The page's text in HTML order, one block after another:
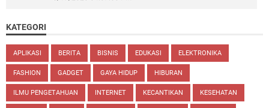
KATEGORI
APLIKASI BERITA BISNIS EDUKASI ELEKTRONIKA
FASHION GADGET GAYA HIDUP HIBURAN
ILMU PENGETAHUAN INTERNET KECANTIKAN KESEHATAN